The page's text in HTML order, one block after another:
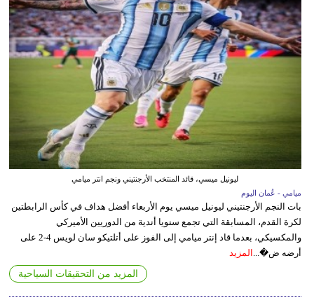
ليونيل ميسي، قائد المنتخب الأرجنتيني ونجم انتر ميامي
ميامي - عُمان اليوم
بات النجم الأرجنتيني ليونيل ميسي يوم الأربعاء أفضل هداف في كأس الرابطتين
لكرة القدم، المسابقة التي تجمع سنويا أندية من الدوريين الأميركي
والمكسيكي، بعدما قاد إنتر ميامي إلى الفوز على أتلتيكو سان لويس 4-2 على
أرضه ض�...
المزيد
المزيد من التحقيقات السياحية